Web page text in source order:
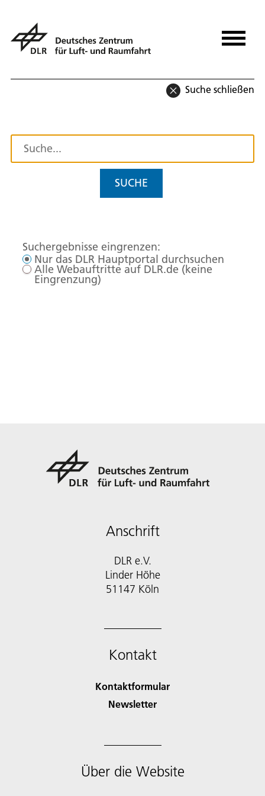
Suche schließen
SUCHE
Suchergebnisse eingrenzen:
Nur das DLR Hauptportal durchsuchen
Alle Webauftritte auf DLR.de (keine
Eingrenzung)
Anschrift
DLR e.V.
Linder Höhe
51147 Köln
Kontakt
Kontaktformular
Newsletter
Über die Website